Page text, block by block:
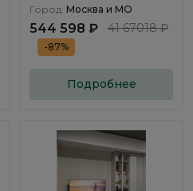
Город: Москва и МО
544 598 ₽ 41 67018 ₽
-87%
Подробнее